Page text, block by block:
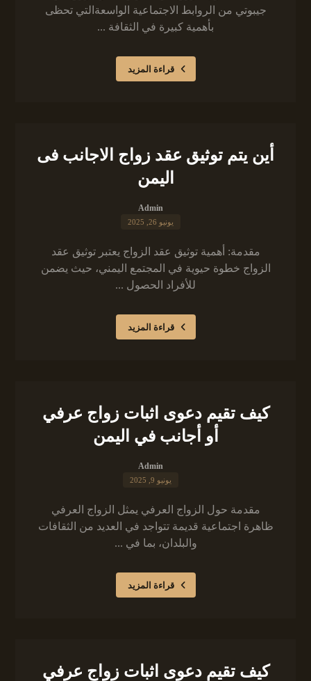
جيبوتي من الروابط الاجتماعية الواسعةالتي تحظى
بأهمية كبيرة في الثقافة ...
قراءة المزيد
أين يتم توثيق عقد زواج الاجانب فى
اليمن
Admin
يونيو 26, 2025
مقدمة: أهمية توثيق عقد الزواج يعتبر توثيق عقد
الزواج خطوة حيوية في المجتمع اليمني، حيث يضمن
للأفراد الحصول ...
قراءة المزيد
كيف تقيم دعوى اثبات زواج عرفي
أو أجانب في اليمن
Admin
يونيو 9, 2025
مقدمة حول الزواج العرفي يمثل الزواج العرفي
ظاهرة اجتماعية قديمة تتواجد في العديد من الثقافات
والبلدان، بما في ...
قراءة المزيد
كيف تقيم دعوى اثبات زواج عرفي